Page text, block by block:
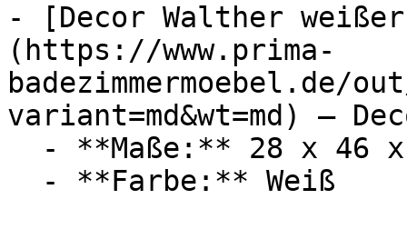
- [Decor Walther
(https://www.prima-
badezimmermoebel.de/
variant=md&wt=md) —